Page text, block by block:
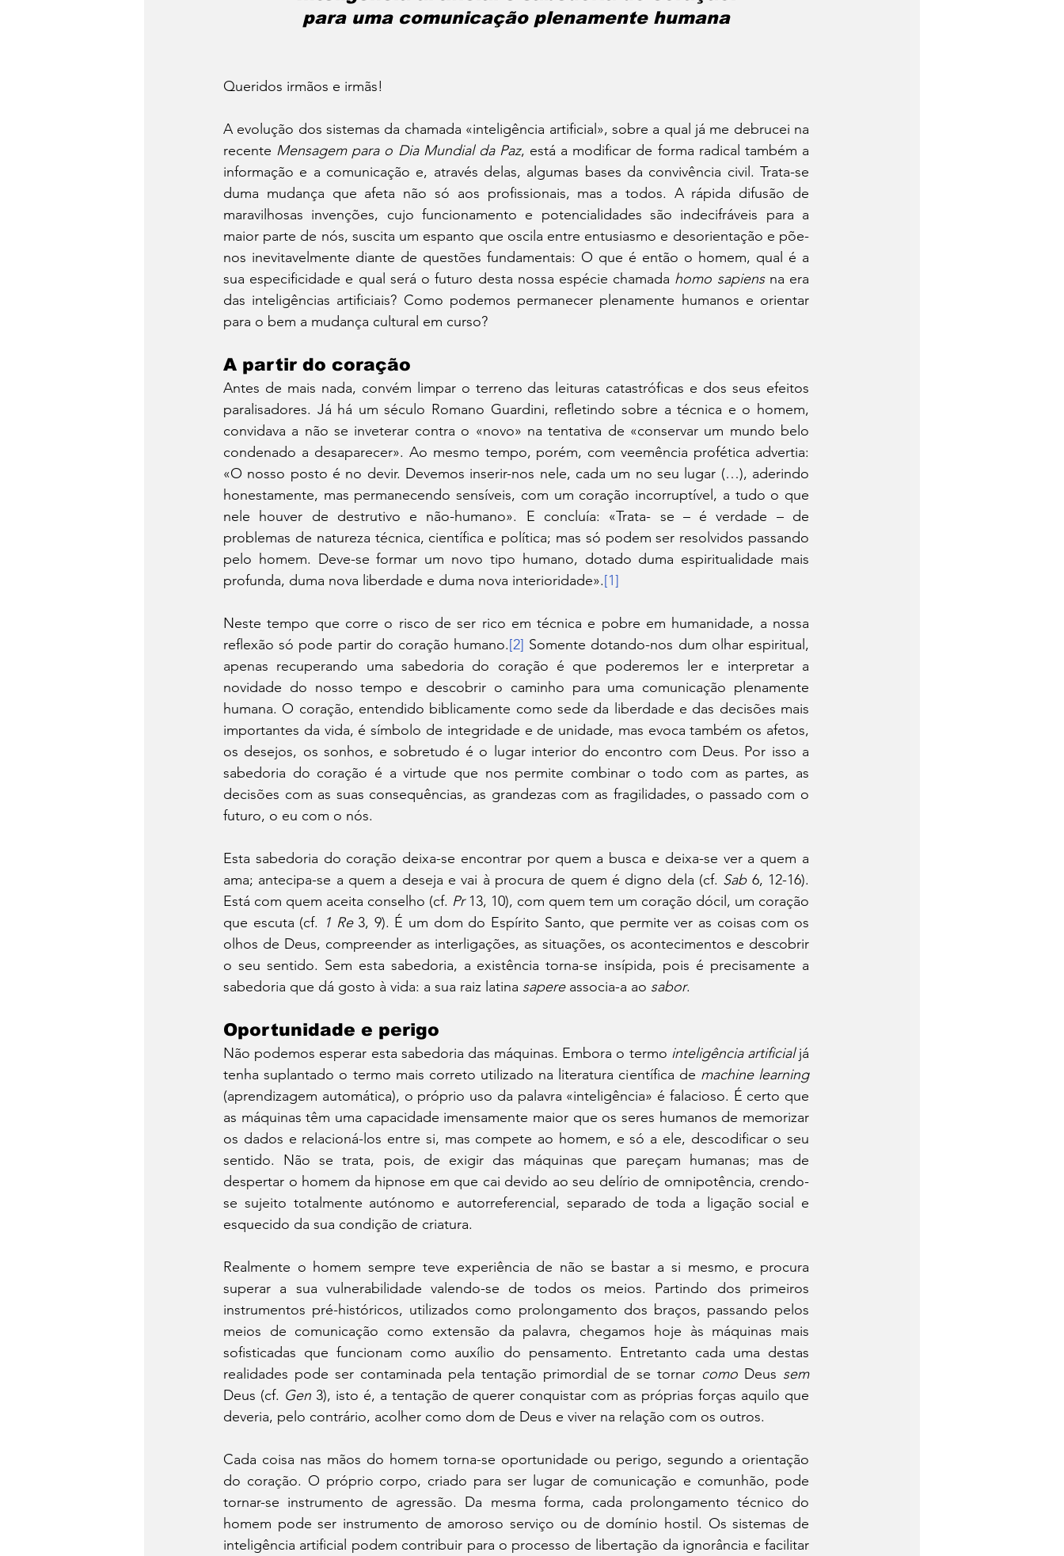
para uma comunicação plenamente humana
Queridos irmãos e irmãs!
A evolução dos sistemas da chamada «inteligência artificial», sobre a qual já me debrucei na
recente Mensagem para o Dia Mundial da Paz, está a modificar de forma radical também a
informação e a comunicação e, através delas, algumas bases da convivência civil. Trata-se
duma mudança que afeta não só aos profissionais, mas a todos. A rápida difusão de
maravilhosas invenções, cujo funcionamento e potencialidades são indecifráveis para a
maior parte de nós, suscita um espanto que oscila entre entusiasmo e desorientação e põe-
nos inevitavelmente diante de questões fundamentais: O que é então o homem, qual é a
sua especificidade e qual será o futuro desta nossa espécie chamada homo sapiens na era
das inteligências artificiais? Como podemos permanecer plenamente humanos e orientar
para o bem a mudança cultural em curso?
A partir do coração
Antes de mais nada, convém limpar o terreno das leituras catastróficas e dos seus efeitos
paralisadores. Já há um século Romano Guardini, refletindo sobre a técnica e o homem,
convidava a não se inveterar contra o «novo» na tentativa de «conservar um mundo belo
condenado a desaparecer». Ao mesmo tempo, porém, com veemência profética advertia:
«O nosso posto é no devir. Devemos inserir-nos nele, cada um no seu lugar (…), aderindo
honestamente, mas permanecendo sensíveis, com um coração incorruptível, a tudo o que
nele houver de destrutivo e não-humano». E concluía: «Trata- se – é verdade – de
problemas de natureza técnica, científica e política; mas só podem ser resolvidos passando
pelo homem. Deve-se formar um novo tipo humano, dotado duma espiritualidade mais
profunda, duma nova liberdade e duma nova interioridade».[1]
Neste tempo que corre o risco de ser rico em técnica e pobre em humanidade, a nossa
reflexão só pode partir do coração humano.[2] Somente dotando-nos dum olhar espiritual,
apenas recuperando uma sabedoria do coração é que poderemos ler e interpretar a
novidade do nosso tempo e descobrir o caminho para uma comunicação plenamente
humana. O coração, entendido biblicamente como sede da liberdade e das decisões mais
importantes da vida, é símbolo de integridade e de unidade, mas evoca também os afetos,
os desejos, os sonhos, e sobretudo é o lugar interior do encontro com Deus. Por isso a
sabedoria do coração é a virtude que nos permite combinar o todo com as partes, as
decisões com as suas consequências, as grandezas com as fragilidades, o passado com o
futuro, o eu com o nós.
Esta sabedoria do coração deixa-se encontrar por quem a busca e deixa-se ver a quem a
ama; antecipa-se a quem a deseja e vai à procura de quem é digno dela (cf. Sab 6, 12-16).
Está com quem aceita conselho (cf. Pr 13, 10), com quem tem um coração dócil, um coração
que escuta (cf. 1 Re 3, 9). É um dom do Espírito Santo, que permite ver as coisas com os
olhos de Deus, compreender as interligações, as situações, os acontecimentos e descobrir
o seu sentido. Sem esta sabedoria, a existência torna-se insípida, pois é precisamente a
sabedoria que dá gosto à vida: a sua raiz latina sapere associa-a ao sabor.
Oportunidade e perigo
Não podemos esperar esta sabedoria das máquinas. Embora o termo inteligência artificial já
tenha suplantado o termo mais correto utilizado na literatura científica de machine learning
(aprendizagem automática), o próprio uso da palavra «inteligência» é falacioso. É certo que
as máquinas têm uma capacidade imensamente maior que os seres humanos de memorizar
os dados e relacioná-los entre si, mas compete ao homem, e só a ele, descodificar o seu
sentido. Não se trata, pois, de exigir das máquinas que pareçam humanas; mas de
despertar o homem da hipnose em que cai devido ao seu delírio de omnipotência, crendo-
se sujeito totalmente autónomo e autorreferencial, separado de toda a ligação social e
esquecido da sua condição de criatura.
Realmente o homem sempre teve experiência de não se bastar a si mesmo, e procura
superar a sua vulnerabilidade valendo-se de todos os meios. Partindo dos primeiros
instrumentos pré-históricos, utilizados como prolongamento dos braços, passando pelos
meios de comunicação como extensão da palavra, chegamos hoje às máquinas mais
sofisticadas que funcionam como auxílio do pensamento. Entretanto cada uma destas
realidades pode ser contaminada pela tentação primordial de se tornar como Deus sem
Deus (cf. Gen 3), isto é, a tentação de querer conquistar com as próprias forças aquilo que
deveria, pelo contrário, acolher como dom de Deus e viver na relação com os outros.
Cada coisa nas mãos do homem torna-se oportunidade ou perigo, segundo a orientação
do coração. O próprio corpo, criado para ser lugar de comunicação e comunhão, pode
tornar-se instrumento de agressão. Da mesma forma, cada prolongamento técnico do
homem pode ser instrumento de amoroso serviço ou de domínio hostil. Os sistemas de
inteligência artificial podem contribuir para o processo de libertação da ignorância e facilitar